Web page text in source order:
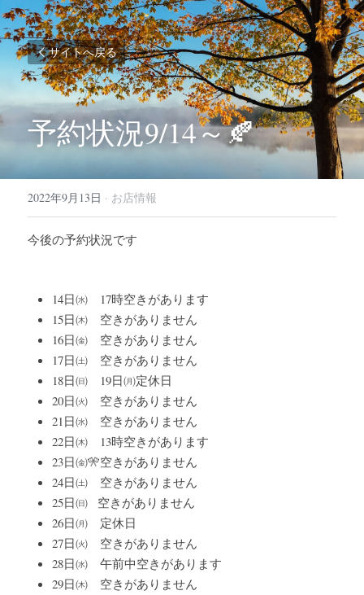
サイトへ戻る
予約状況9/14～🍂
2022年9月13日 · お店情報
今後の予約状況です
14日㈬　17時空きがあります
15日㈭　空きがありません
16日㈮　空きがありません
17日㈯　空きがありません
18日㈰　19日㈪定休日
20日㈫　空きがありません
21日㈬　空きがありません
22日㈭　13時空きがあります
23日㈮🎌空きがありません
24日㈯　空きがありません
25日㈰   空きがありません
26日㈪　定休日
27日㈫　空きがありません
28日㈬　午前中空きがあります
29日㈭　空きがありません